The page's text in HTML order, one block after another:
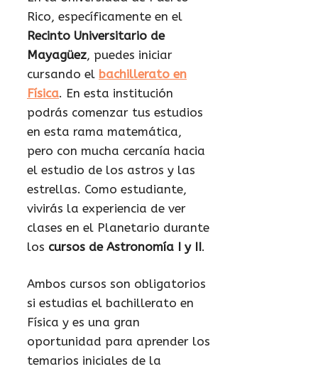
Rico, específicamente en el
Recinto Universitario de
Mayagüez, puedes iniciar
cursando el bachillerato en
Física. En esta institución
podrás comenzar tus estudios
en esta rama matemática,
pero con mucha cercanía hacia
el estudio de los astros y las
estrellas. Como estudiante,
vivirás la experiencia de ver
clases en el Planetario durante
los cursos de Astronomía I y II.
Ambos cursos son obligatorios
si estudias el bachillerato en
Física y es una gran
oportunidad para aprender los
temarios iniciales de la